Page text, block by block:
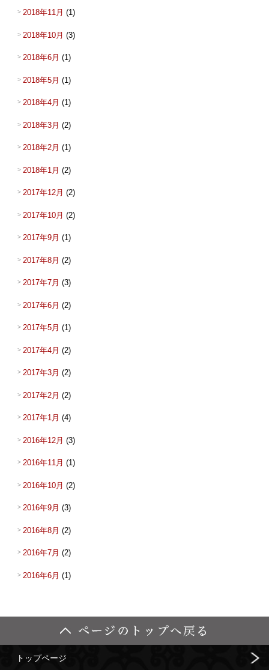
2018年11月 (1)
2018年10月 (3)
2018年6月 (1)
2018年5月 (1)
2018年4月 (1)
2018年3月 (2)
2018年2月 (1)
2018年1月 (2)
2017年12月 (2)
2017年10月 (2)
2017年9月 (1)
2017年8月 (2)
2017年7月 (3)
2017年6月 (2)
2017年5月 (1)
2017年4月 (2)
2017年3月 (2)
2017年2月 (2)
2017年1月 (4)
2016年12月 (3)
2016年11月 (1)
2016年10月 (2)
2016年9月 (3)
2016年8月 (2)
2016年7月 (2)
2016年6月 (1)
トップページ